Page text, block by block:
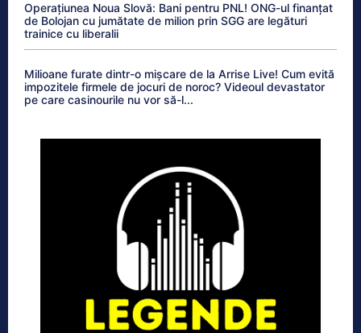
Operațiunea Noua Slovă: Bani pentru PNL! ONG-ul finanțat
de Bolojan cu jumătate de milion prin SGG are legături
trainice cu liberalii
Milioane furate dintr-o mișcare de la Arrise Live! Cum evită
impozitele firmele de jocuri de noroc? Videoul devastator
pe care casinourile nu vor să-l...